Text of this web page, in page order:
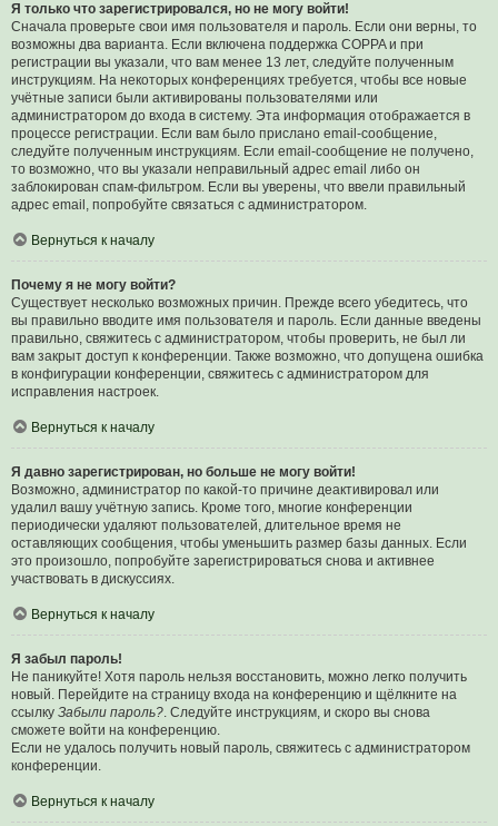
Я только что зарегистрировался, но не могу войти!
Сначала проверьте свои имя пользователя и пароль. Если они верны, то
возможны два варианта. Если включена поддержка COPPA и при
регистрации вы указали, что вам менее 13 лет, следуйте полученным
инструкциям. На некоторых конференциях требуется, чтобы все новые
учётные записи были активированы пользователями или
администратором до входа в систему. Эта информация отображается в
процессе регистрации. Если вам было прислано email-сообщение,
следуйте полученным инструкциям. Если email-сообщение не получено,
то возможно, что вы указали неправильный адрес email либо он
заблокирован спам-фильтром. Если вы уверены, что ввели правильный
адрес email, попробуйте связаться с администратором.
Вернуться к началу
Почему я не могу войти?
Существует несколько возможных причин. Прежде всего убедитесь, что
вы правильно вводите имя пользователя и пароль. Если данные введены
правильно, свяжитесь с администратором, чтобы проверить, не был ли
вам закрыт доступ к конференции. Также возможно, что допущена ошибка
в конфигурации конференции, свяжитесь с администратором для
исправления настроек.
Вернуться к началу
Я давно зарегистрирован, но больше не могу войти!
Возможно, администратор по какой-то причине деактивировал или
удалил вашу учётную запись. Кроме того, многие конференции
периодически удаляют пользователей, длительное время не
оставляющих сообщения, чтобы уменьшить размер базы данных. Если
это произошло, попробуйте зарегистрироваться снова и активнее
участвовать в дискуссиях.
Вернуться к началу
Я забыл пароль!
Не паникуйте! Хотя пароль нельзя восстановить, можно легко получить
новый. Перейдите на страницу входа на конференцию и щёлкните на
ссылку Забыли пароль?. Следуйте инструкциям, и скоро вы снова
сможете войти на конференцию.
Если не удалось получить новый пароль, свяжитесь с администратором
конференции.
Вернуться к началу